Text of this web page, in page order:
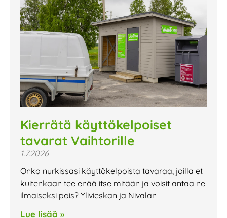
Kierrätä käyttökelpoiset
tavarat Vaihtorille
1.7.2026
Onko nurkissasi käyttökelpoista tavaraa, joilla et
kuitenkaan tee enää itse mitään ja voisit antaa ne
ilmaiseksi pois? Ylivieskan ja Nivalan
Lue lisää »